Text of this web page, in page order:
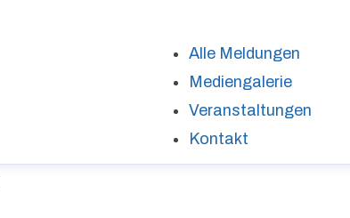
Alle Meldungen
Mediengalerie
Veranstaltungen
Kontakt